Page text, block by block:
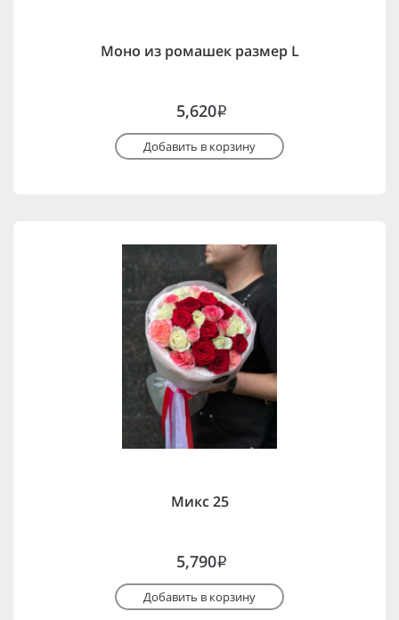
Моно из ромашек размер L
5,620i
Добавить в корзину
Микс 25
5,790i
Добавить в корзину